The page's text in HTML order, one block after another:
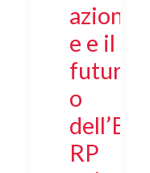
azion
e e il
futur
o
dell’E
RP